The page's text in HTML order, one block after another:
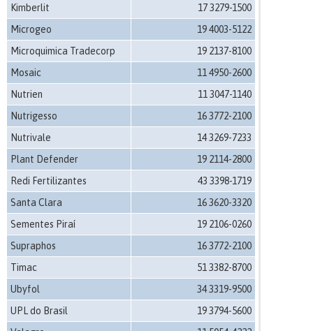
Kimberlit
17 3279-1500
Microgeo
19 4003-5122
Microquimica Tradecorp
19 2137-8100
Mosaic
11 4950-2600
Nutrien
11 3047-1140
Nutrigesso
16 3772-2100
Nutrivale
14 3269-7233
Plant Defender
19 2114-2800
Redi Fertilizantes
43 3398-1719
Santa Clara
16 3620-3320
Sementes Piraí
19 2106-0260
Supraphos
16 3772-2100
Timac
51 3382-8700
Ubyfol
34 3319-9500
UPL do Brasil
19 3794-5600